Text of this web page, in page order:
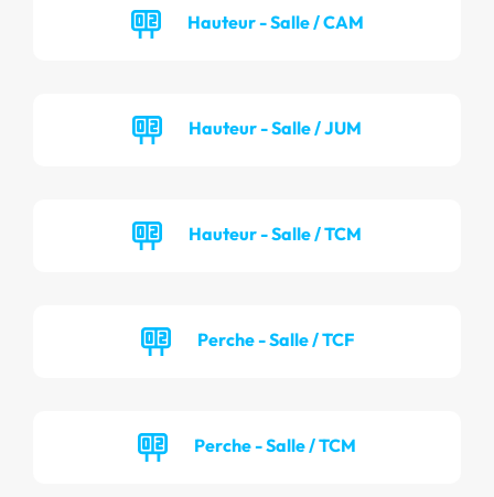
Hauteur - Salle / CAM
Hauteur - Salle / JUM
Hauteur - Salle / TCM
Perche - Salle / TCF
Perche - Salle / TCM